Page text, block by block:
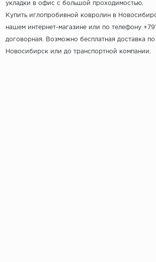
укладки в офис с большой проходимостью.
Купить иглопробивной ковролин в
нашем интернет-магазине или по телефону
договорная. Возможно бесплатная доставка
Новосибирск или до транспортной компании.